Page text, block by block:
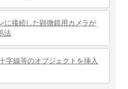
に接続した顕微鏡用カメラが
法
字線等のオブジェクトを挿入